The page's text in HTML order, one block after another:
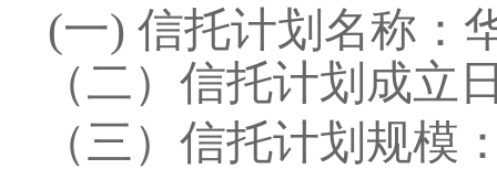
(一) 信托计划名称：
（二）信托计划成立
（三）信托计划规模